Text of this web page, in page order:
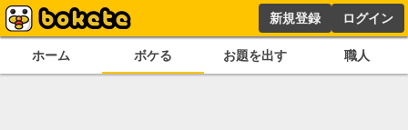
新規登録 ログイン
ホーム ボケる お題を出す 職人